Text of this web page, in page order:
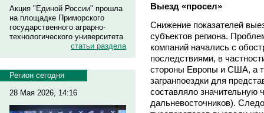
Акция "Единой России" прошла
на площадке Приморского
государственного аграрно-
технологического университета
статьи раздела
Регион сегодня
28 Мая 2026, 14:16
Выезд «просел»
Снижение показателей
субъектов региона.
компаний начались с
последствиями, в
стороны Европы и США, а
загранпоездки для
составляло
дальневосточников).